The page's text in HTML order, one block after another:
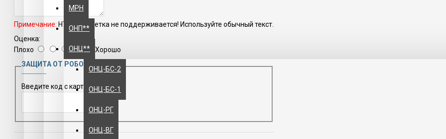
МРН
ОНП**
ОНЦ**
ОНЦ-БС-2
ОНЦ-БС-1
ОНЦ-РГ
ОНЦ-ВГ
Примечание: HTML разметка не поддерживается! Используйте обычный текст.
Оценка:
Плохо
Хорошо
ЗАЩИТА ОТ РОБОТОВ
Введите код с картинки